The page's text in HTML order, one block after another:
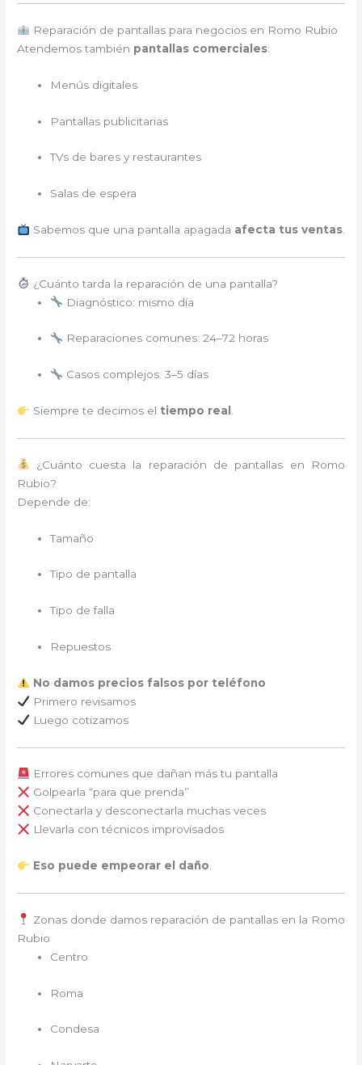
Reparación de pantallas para negocios en Romo Rubio
Atendemos también pantallas comerciales:
Menús digitales
Pantallas publicitarias
TVs de bares y restaurantes
Salas de espera
Sabemos que una pantalla apagada afecta tus ventas.
¿Cuánto tarda la reparación de una pantalla?
Diagnóstico: mismo día
Reparaciones comunes: 24–72 horas
Casos complejos: 3–5 días
Siempre te decimos el tiempo real .
¿Cuánto cuesta la reparación de pantallas en Romo
Rubio?
Depende de:
Tamaño
Tipo de pantalla
Tipo de falla
Repuestos
No damos precios falsos por teléfono
Primero revisamos
Luego cotizamos
Errores comunes que dañan más tu pantalla
Golpearla “para que prenda”
Conectarla y desconectarla muchas veces
Llevarla con técnicos improvisados
Eso puede empeorar el daño.
Zonas donde damos reparación de pantallas en la Romo
Rubio
Centro
Roma
Condesa